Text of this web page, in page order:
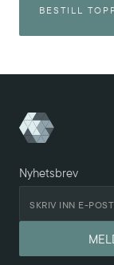
BESTILL
Nyhetsbrev